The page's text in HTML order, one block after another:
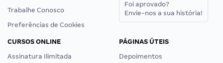
Trabalhe Conosco
Preferências de Cookies
Foi aprovado?
Envie-nos a sua história!
CURSOS ONLINE
Assinatura Ilimitada
PÁGINAS ÚTEIS
Depoimentos